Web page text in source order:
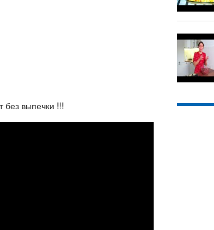
выпечки !!!